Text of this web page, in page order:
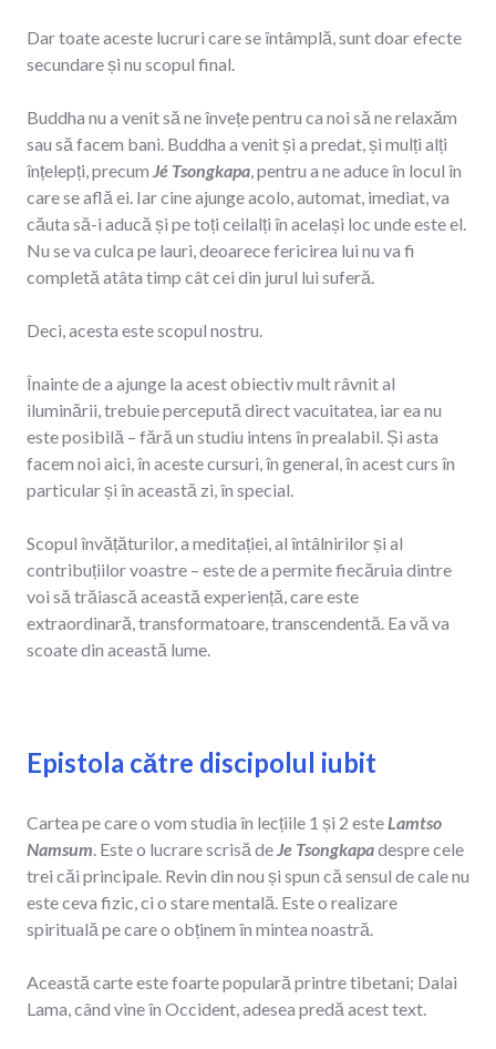
Dar toate aceste lucruri care se întâmplă, sunt doar efecte
secundare și nu scopul final.
Buddha nu a venit să ne învețe pentru ca noi să ne relaxăm
sau să facem bani. Buddha a venit și a predat, și mulți alți
înțelepți, precum Jé Tsongkapa, pentru a ne aduce în locul în
care se află ei. Iar cine ajunge acolo, automat, imediat, va
căuta să-i aducă și pe toți ceilalți în același loc unde este el.
Nu se va culca pe lauri, deoarece fericirea lui nu va fi
completă atâta timp cât cei din jurul lui suferă.
Deci, acesta este scopul nostru.
Înainte de a ajunge la acest obiectiv mult râvnit al
iluminării, trebuie percepută direct vacuitatea, iar ea nu
este posibilă – fără un studiu intens în prealabil. Și asta
facem noi aici, în aceste cursuri, în general, în acest curs în
particular și în această zi, în special.
Scopul învățăturilor, a meditației, al întâlnirilor și al
contribuțiilor voastre – este de a permite fiecăruia dintre
voi să trăiască această experiență, care este
extraordinară, transformatoare, transcendentă. Ea vă va
scoate din această lume.
Epistola către discipolul iubit
Cartea pe care o vom studia în lecțiile 1 și 2 esteLamtso
Namsum. Este o lucrare scrisă deJe Tsongkapadespre cele
trei căi principale. Revin din nou și spun că sensul de cale nu
este ceva fizic, ci o stare mentală. Este o realizare
spirituală pe care o obținem în mintea noastră.
Această carte este foarte populară printre tibetani; Dalai
Lama, când vine în Occident, adesea predă acest text.